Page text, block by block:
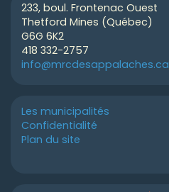
233, boul. Frontenac Ouest
Thetford Mines (Québec)
G6G 6K2
418 332-2757
info@mrcdesappalaches.ca
Les municipalités
Confidentialité
Plan du site